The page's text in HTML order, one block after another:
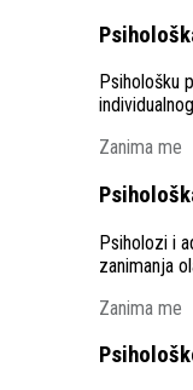
Psihološku
Zanima me
Psiholozi i
zanimanja
Zanima me